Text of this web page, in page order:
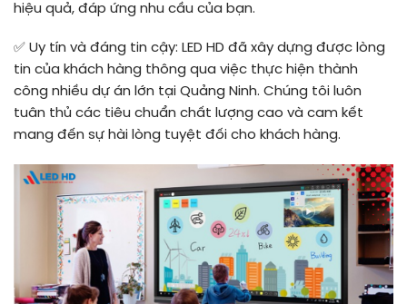
hiệu quả, đáp ứng nhu cầu của bạn.
✅ Uy tín và đáng tin cậy: LED HD đã xây dựng được lòng
tin của khách hàng thông qua việc thực hiện thành
công nhiều dự án lớn tại Quảng Ninh. Chúng tôi luôn
tuân thủ các tiêu chuẩn chất lượng cao và cam kết
mang đến sự hài lòng tuyệt đối cho khách hàng.